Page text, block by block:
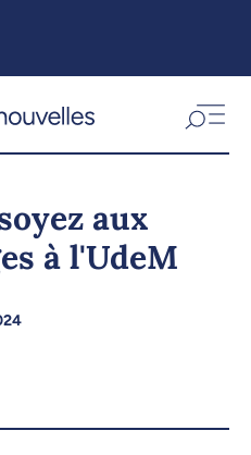
aux
à l'UdeM